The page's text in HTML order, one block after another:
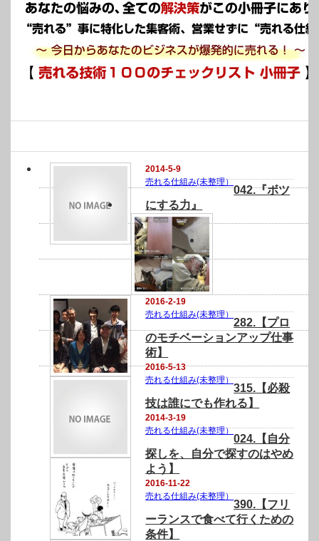
2014-5-9
売れる仕組み(未整理）
042.『ボツ
にする力』
2016-2-19
売れる仕組み(未整理）
282.【プロ
のモチベーションアップ仕事
術】
2016-5-13
売れる仕組み(未整理）
315.【必殺
技は誰にでも作れる】
2014-3-19
売れる仕組み(未整理）
024.【自分
探しを、自分で探すのはやめ
よう】
2016-11-22
売れる仕組み(未整理）
390.【フリ
ーランスで食べて行くための
条件】